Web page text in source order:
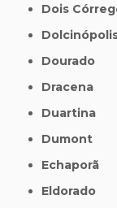
Dois
Dourado
Dracena
Duartina
Dumont
Echaporã
Eldorado